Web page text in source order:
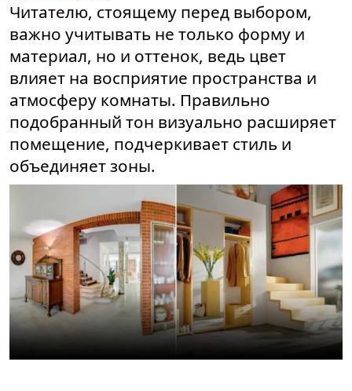
Читателю, стоящему перед выбором,
важно учитывать не только форму и
материал, но и оттенок, ведь цвет
влияет на восприятие пространства и
атмосферу комнаты. Правильно
подобранный тон визуально расширяет
помещение, подчеркивает стиль и
объединяет зоны.